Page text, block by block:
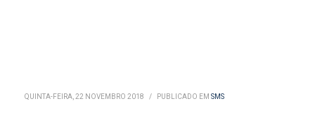
QUINTA-FEIRA, 22 NOVEMBRO 2018 / PUBLICADO EM SMS